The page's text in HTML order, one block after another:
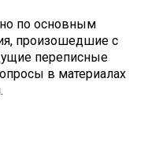
по основным
произошедшие с
переписные
в материалах